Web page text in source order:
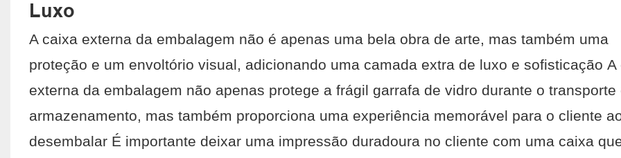
Luxo
A caixa externa da embalagem não é apenas uma bela obra de arte, mas também uma
proteção e um envoltório visual, adicionando uma camada extra de luxo e sofisticação A
externa da embalagem não apenas protege a frágil garrafa de vidro durante o transporte
armazenamento, mas também proporciona uma experiência memorável para o cliente
desembalar É importante deixar uma impressão duradoura no cliente com uma caixa